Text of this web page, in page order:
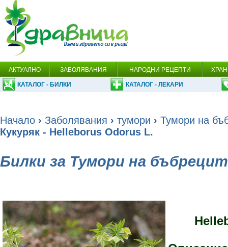
АКТУАЛНО ЗАБОЛЯВАНИЯ НАРОДНИ РЕЦЕПТИ
КАТАЛОГ - БИЛКИ КАТАЛОГ - ЛЕКАРИ
Начало › Заболявания › тумори › Тумори на
Кукуряк - Helleborus Оdorus L.
Билки за Тумори на